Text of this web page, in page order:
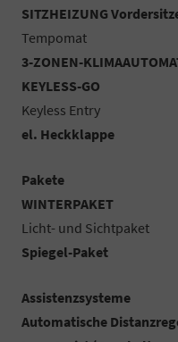
SITZHEIZUNG
Tempomat
3-ZONEN-
KEYLESS-GO
Keyless Entry
el. Heckklappe
Pakete
WINTERPAKET
Licht- und Sichtpaket
Spiegel-Paket
Assistenzsysteme
Automatische